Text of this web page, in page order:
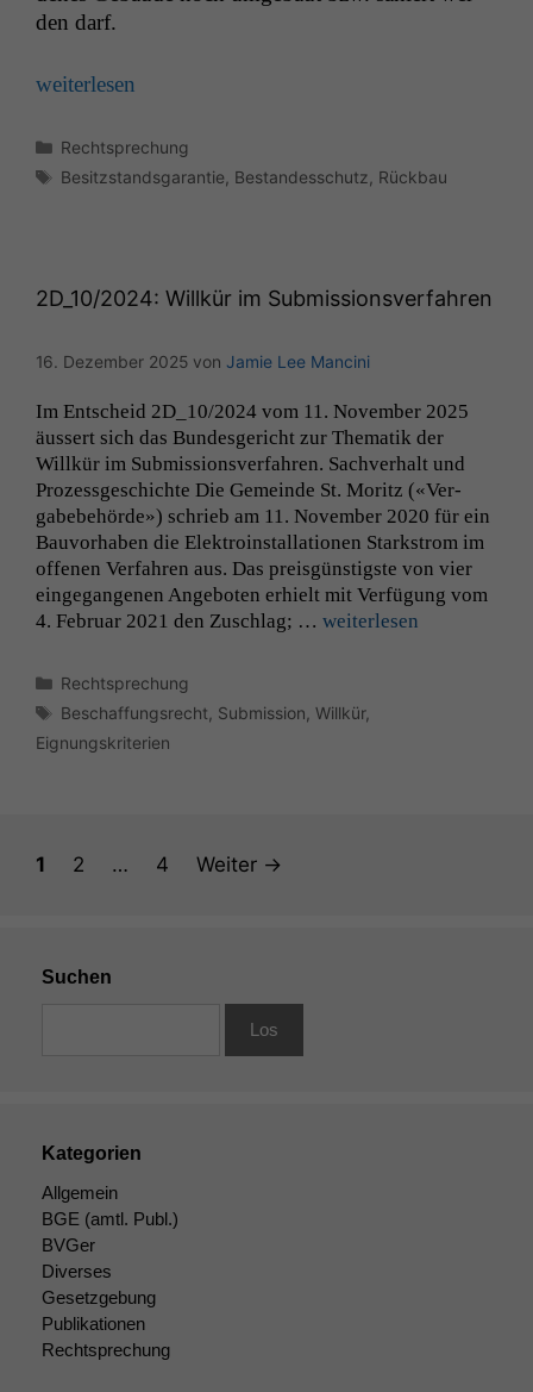
den darf.
weit­er­lesen
Kategorien
Rechtsprechung
Schlagwörter
Besitzstandsgarantie Bestandesschutz Rückbau
2D_10/2024: Willkür im Submissionsverfahren
16. Dezember 2025 von Jamie Lee Mancini
Im Entscheid 2D_10/2024 vom 11. Novem­ber 2025
äussert sich das Bun­des­gericht zur The­matik der
Willkür im Sub­mis­sionsver­fahren. Sachver­halt und
Prozess­geschichte Die Gemeinde St. Moritz («Ver­
gabebe­hörde») schrieb am 11. Novem­ber 2020 für ein
Bau­vorhaben die Elek­troin­stal­la­tio­nen Stark­strom im
offe­nen Ver­fahren aus. Das preis­gün­stig­ste von vier
einge­gan­genen Ange­boten erhielt mit Ver­fü­gung vom
4. Feb­ru­ar 2021 den Zuschlag; … weit­er­lesen
Kategorien
Rechtsprechung
Schlagwörter
Beschaffungsrecht Submission ,Willkür,
Eignungskriterien
Seite
1 Seite
2 … Seite
4 Weiter →
Suchen
Kategorien
Allgemein
BGE (amtl. Publ.)
BVGer
Diverses
Gesetzgebung
Publikationen
Rechtsprechung
Einige
diese Option
Website nicht
funktionieren.
Marketing
Wir speichern
anonyme Daten ab,
um interne
marketingtechnische
Auswertungen
zu verbessern.